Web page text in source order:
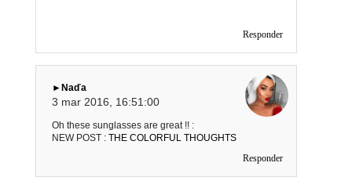
Responder
►Naďa
3 mar 2016, 16:51:00
Oh these sunglasses are great !! :
NEW POST : THE COLORFUL THOUGHTS
Responder